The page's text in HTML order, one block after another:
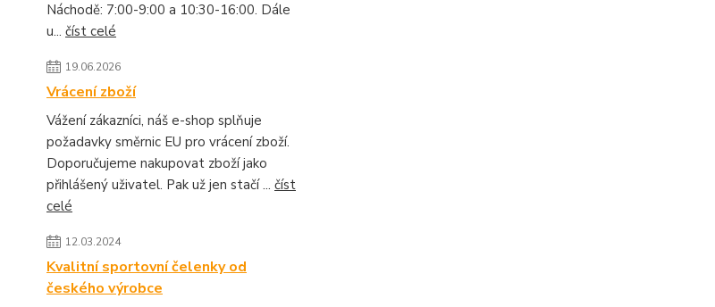
Náchodě: 7:00-9:00 a 10:30-16:00. Dále
u... číst celé
19.06.2026
Vrácení zboží
Vážení zákazníci, náš e-shop splňuje
požadavky směrnic EU pro vrácení zboží.
Doporučujeme nakupovat zboží jako
přihlášený uživatel. Pak už jen stačí ... číst
celé
12.03.2024
Kvalitní sportovní čelenky od
českého výrobce